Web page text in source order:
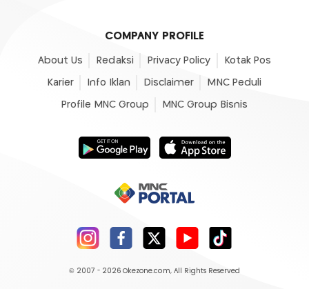
COMPANY PROFILE
About Us Redaksi Privacy Policy Kotak Pos
Karier Info Iklan Disclaimer MNC Peduli
Profile MNC Group MNC Group Bisnis
© 2007 - 2026 Okezone.com, All Rights Reserved